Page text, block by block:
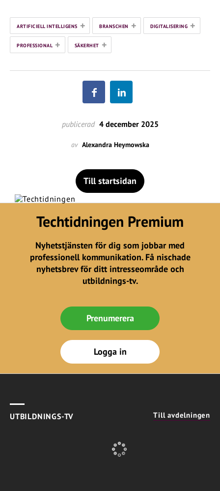
ARTIFICIELL INTELLIGENS + BRANSCHEN + DIGITALISERING +
PROFESSIONAL + SÄKERHET +
publicerad 4 december 2025
av Alexandra Heymowska
Till startsidan
Techtidningen Premium
Nyhetstjänsten för dig som jobbar med
professionell kommunikation. Få nischade
nyhetsbrev för ditt intresseområde och
utbildnings-tv.
Prenumerera
Logga in
UTBILDNINGS-TV Till avdelningen